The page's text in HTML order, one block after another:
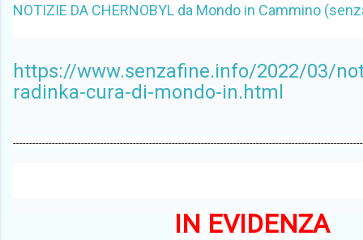
NOTIZIE DA CHERNOBYL da Mondo in Cammino
https://www.senzafine.info/2022/03/
radinka-cura-di-mondo-in.html
IN EVIDENZA